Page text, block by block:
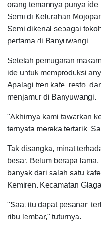
orang temannya punya ide
Semi di Kelurahan
Semi dikenal sebagai
pertama di Banyuwangi.
Setelah pemugaran
ide untuk memproduksi
Apalagi tren kafe, resto,
menjamur di Banyuwangi.
"Akhirnya kami tawarkan
ternyata mereka tertarik.
Tak disangka, minat
besar. Belum berapa
banyak dari salah satu
Kemiren, Kecamatan
"Saat itu dapat pesanan
ribu lembar," tuturnya.